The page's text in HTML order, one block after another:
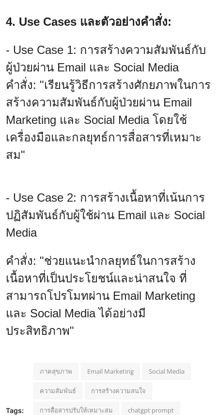
4. Use Cases และตัวอย่างคำสั่ง:
- Use Case 1: การสร้างความสัมพันธ์กับ
ผู้ป่วยผ่าน Email และ Social Media
คำสั่ง: "เรียนรู้วิธีการสร้างศักยภาพในการ
สร้างความสัมพันธ์กับผู้ป่วยผ่าน Email
Marketing และ Social Media โดยใช้
เครื่องมือและกลยุทธ์การสื่อสารที่เหมาะ
สม"
- Use Case 2: การสร้างเนื้อหาที่เน้นการ
ปฏิสัมพันธ์กับผู้ใช้ผ่าน Email และ Social
Media
คำสั่ง: "ช่วยแนะนำกลยุทธ์ในการสร้าง
เนื้อหาที่เป็นประโยชน์และน่าสนใจ ที่
สามารถโปรโมทผ่าน Email Marketing
และ Social Media ได้อย่างมี
ประสิทธิภาพ"
Tags:
ภาคสุขภาพ Email Marketing Social Media
ความสัมพันธ์ การสร้างความสนใจ
การสื่อสารปรับให้เหมาะสม chatgpt prompt